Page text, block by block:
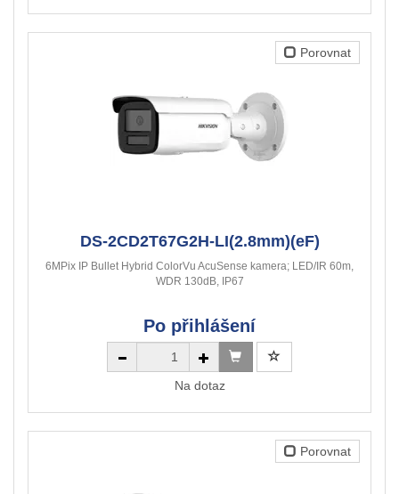
Porovnat
DS-2CD2T67G2H-LI(2.8mm)(eF)
6MPix IP Bullet Hybrid ColorVu AcuSense kamera; LED/IR 60m,
WDR 130dB, IP67
Po přihlášení
Na dotaz
Porovnat